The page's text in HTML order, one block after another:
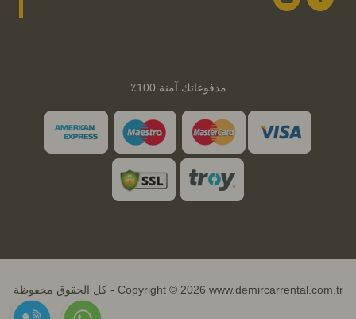
مدفوعاتك آمنة 100٪
Copyright © 2026 www.demircarrental.com.tr - كل الحقوق محفوظة